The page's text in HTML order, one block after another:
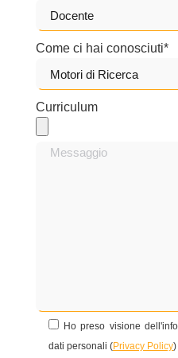
Come ci hai conosciuti*
Curriculum
Ho preso visione
dati personali (Privacy Policy)